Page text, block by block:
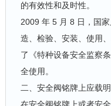
的有效性和及时性。
2009 年 5 月 8 日，国
造、检验、安装、使用
了《特种设备安全监察
全使用。
二、安全阀铭牌上应载